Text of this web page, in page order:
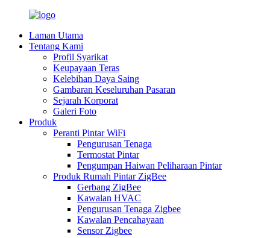
Laman Utama
Tentang Kami
Profil Syarikat
Keupayaan Teras
Kelebihan Daya Saing
Gambaran Keseluruhan Pasaran
Sejarah Korporat
Galeri Foto
Produk
Peranti Pintar WiFi
Pengurusan Tenaga
Termostat Pintar
Pengumpan Haiwan Peliharaan Pintar
Produk Rumah Pintar ZigBee
Gerbang ZigBee
Kawalan HVAC
Pengurusan Tenaga Zigbee
Kawalan Pencahayaan
Sensor Zigbee